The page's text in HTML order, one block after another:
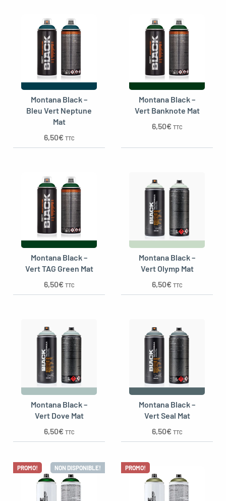
Montana Black –
Bleu Vert Neptune
Mat
6,50€ TTC
Montana Black –
Vert Banknote Mat
6,50€ TTC
Montana Black –
Vert TAG Green Mat
6,50€ TTC
Montana Black –
Vert Olymp Mat
6,50€ TTC
Montana Black –
Vert Dove Mat
6,50€ TTC
Montana Black –
Vert Seal Mat
6,50€ TTC
PROMO! NON DISPONIBLE! PROMO!